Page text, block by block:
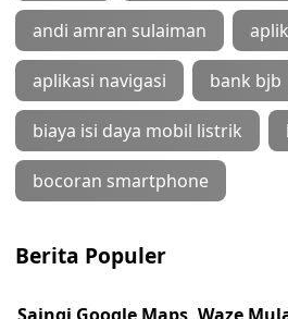
andi amran sulaiman
aplikasi navigasi bank bjb
biaya isi daya mobil listrik
bocoran smartphone
Berita Populer